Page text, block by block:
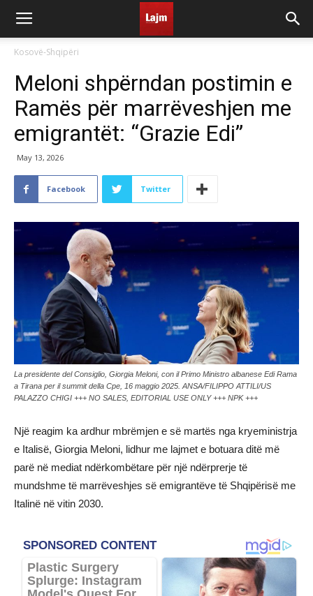
Kosovë-Shqipëri
Meloni shpërndan postimin e
Ramës për marrëveshjen me
emigrantët: “Grazie Edi”
May 13, 2026
Facebook Twitter
La presidente del Consiglio, Giorgia Meloni, con il Primo Ministro albanese Edi Rama
a Tirana per il summit della Cpe, 16 maggio 2025. ANSA/FILIPPO ATTILI/US
PALAZZO CHIGI +++ NO SALES, EDITORIAL USE ONLY +++ NPK +++
Një reagim ka ardhur mbrëmjen e së martës nga kryeministrja
e Italisë, Giorgia Meloni, lidhur me lajmet e botuara ditë më
parë në mediat ndërkombëtare për një ndërprerje të
mundshme të marrëveshjes së emigrantëve të Shqipërisë me
Italinë në vitin 2030.